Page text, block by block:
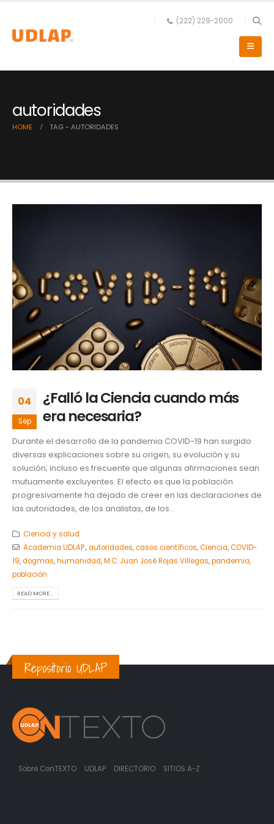
(222) 229-2000
autoridades
HOME TAG - AUTORIDADES
04
Sep
¿Falló la Ciencia cuando más
era necesaria?
Durante el desarrollo de la pandemia COVID-19 han surgido
diversas explicaciones sobre su origen, su evolución y su
solución; incluso es frecuente que algunas afirmaciones sean
mutuamente excluyentes. El efecto es que la población
progresivamente ha dejado de creer en las declaraciones de
las autoridades, de los analistas, de los...
Ciencia y salud
Academia UDLAP.,autoridades,casos científicos,Ciencia,COVID-
19,dogmas,humanidad,M.C. Juan José Rojas Villegas,pandemia,
población
READ MORE...
Repositorio UDLAP
Sobre ConTEXTO UDLAP DIRECTORIO SITIOS A-Z